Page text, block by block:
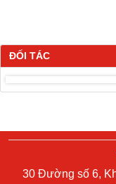
ĐỐI TÁC
30 Đường số 6,